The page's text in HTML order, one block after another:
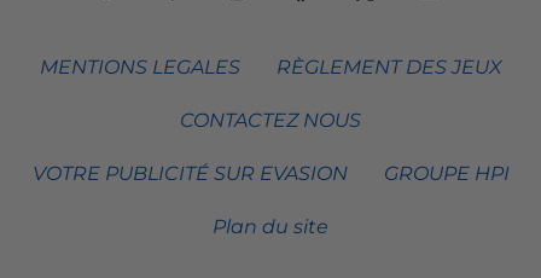
MENTIONS LEGALES RÈGLEMENT DES JEUX
CONTACTEZ NOUS
VOTRE PUBLICITÉ SUR EVASION GROUPE HPI
Plan du site